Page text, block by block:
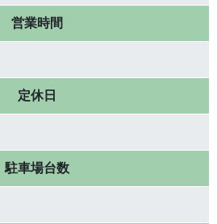
営業時間
定休日
駐車場台数